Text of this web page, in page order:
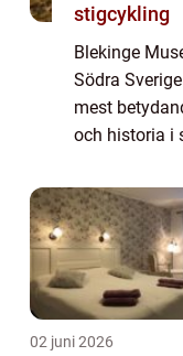
stigcykling
Blekinge
Södra
mest
och historia i
besökarna
02 juni 2026